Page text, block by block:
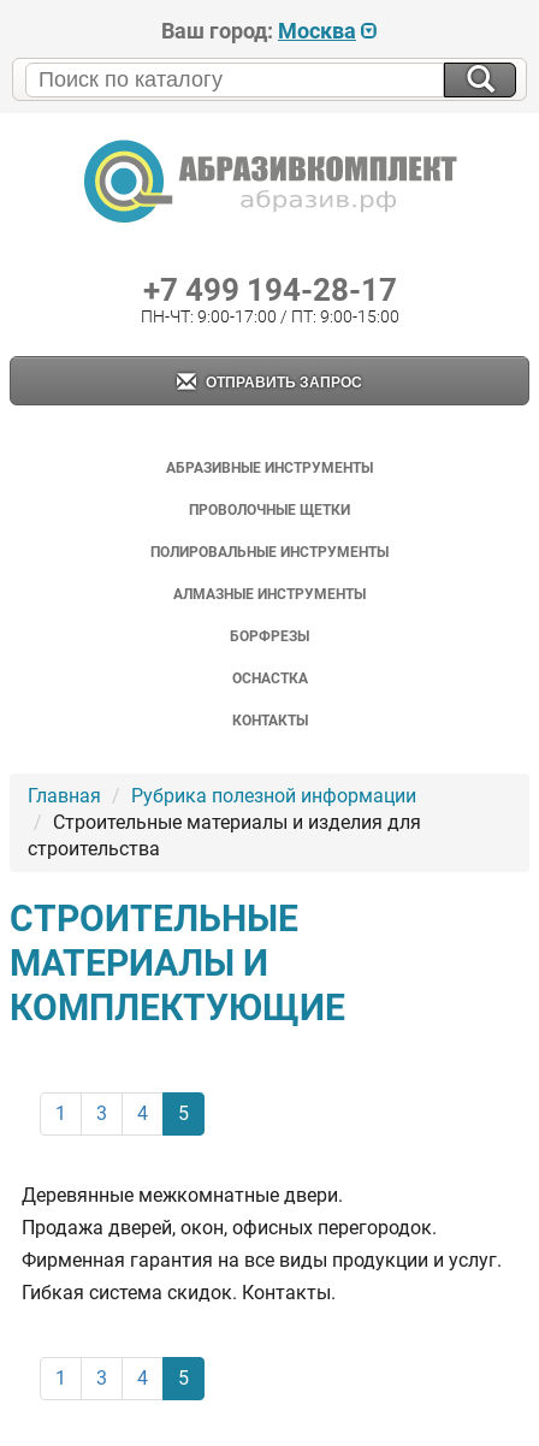
Ваш город: Москва
+7 499 194-28-17
ПН-ЧТ: 9:00-17:00 / ПТ: 9:00-15:00
ОТПРАВИТЬ ЗАПРОС
АБРАЗИВНЫЕ ИНСТРУМЕНТЫ
ПРОВОЛОЧНЫЕ ЩЕТКИ
ПОЛИРОВАЛЬНЫЕ ИНСТРУМЕНТЫ
АЛМАЗНЫЕ ИНСТРУМЕНТЫ
БОРФРЕЗЫ
ОСНАСТКА
КОНТАКТЫ
Главная
Рубрика полезной информации
Строительные материалы и изделия для
строительства
СТРОИТЕЛЬНЫЕ
МАТЕРИАЛЫ И
КОМПЛЕКТУЮЩИЕ
1 3 4 5(current)
Деревянные межкомнатные двери.
Продажа дверей, окон, офисных перегородок.
Фирменная гарантия на все виды продукции и услуг.
Гибкая система скидок. Контакты.
1 3 4 5(current)